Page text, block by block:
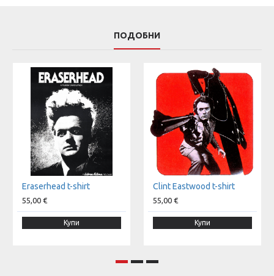
ПОДОБНИ
Eraserhead t-shirt
55,00 €
Купи
Clint Eastwood t-shirt
55,00 €
Купи